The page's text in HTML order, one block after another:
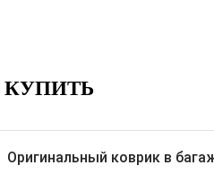
Оригинальный коврик в